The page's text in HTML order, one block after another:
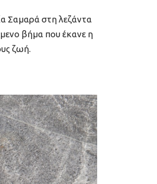
Σαμαρά στη λεζάντα
βήμα που έκανε η
ζωή.